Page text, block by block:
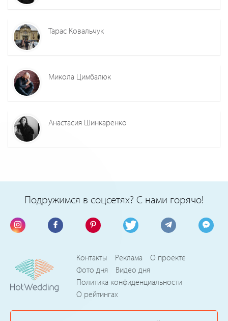
Тарас Ковальчук
Микола Цимбалюк
Анастасия Шинкаренко
Подружимся в соцсетях? С нами горячо!
Контакты Реклама
О проекте
Фото дня
Видео дня
Политика конфиденциальности
О рейтингах